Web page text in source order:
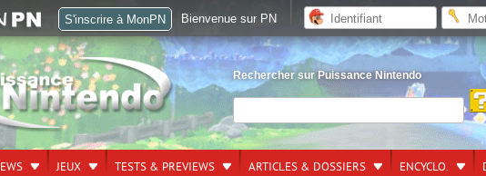
Rechercher sur Puissance Nintendo
JEUX TESTS & PREVIEWS ARTICLES & DOSSIERS ENCYCLO.
S'inscrire à MonPN Bienvenue sur PN